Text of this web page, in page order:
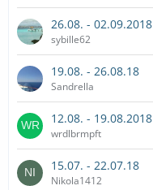
26.08. - 02.09.2018
sybille62
19.08. - 26.08.18
Sandrella
12.08. - 19.08.2018
wrdlbrmpft
15.07. - 22.07.18
Nikola1412